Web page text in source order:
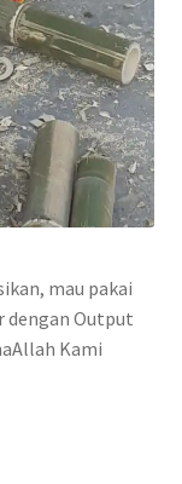
mau pakai
dengan Output
Kami